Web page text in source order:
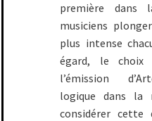
première dans
musiciens
plus intense
égard, le choix
l’émission
logique dans la
considérer cette